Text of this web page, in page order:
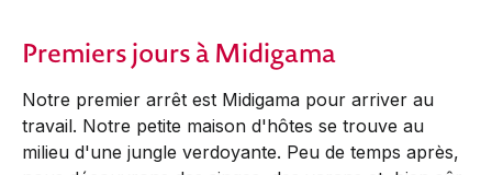
Premiers jours à Midigama
Notre premier arrêt est Midigama pour arriver au
travail. Notre petite maison d'hôtes se trouve au
milieu d'une jungle verdoyante. Peu de temps après,